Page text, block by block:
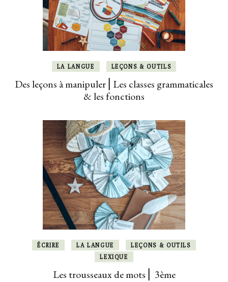
LA LANGUE LEÇONS & OUTILS
Des leçons à manipuler ⎜Les classes grammaticales
& les fonctions
ÉCRIRE LA LANGUE
LEÇONS & OUTILS
LEXIQUE
Les trousseaux de mots ⎜ 3ème